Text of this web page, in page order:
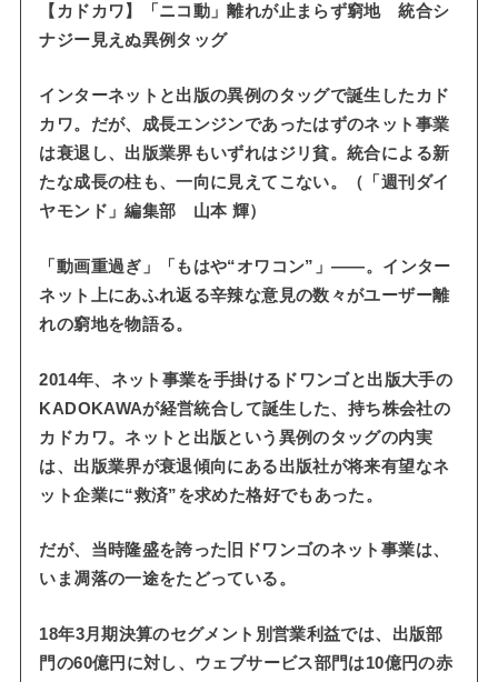
【カドカワ】「ニコ動」離れが止まらず窮地 統合シ
ナジー見えぬ異例タッグ
インターネットと出版の異例のタッグで誕生したカド
カワ。だが、成長エンジンであったはずのネット事業
は衰退し、出版業界もいずれはジリ貧。統合による新
たな成長の柱も、一向に見えてこない。（「週刊ダイ
ヤモンド」編集部 山本 輝）
「動画重過ぎ」「もはや“オワコン”」――。インター
ネット上にあふれ返る辛辣な意見の数々がユーザー離
れの窮地を物語る。
2014年、ネット事業を手掛けるドワンゴと出版大手の
KADOKAWAが経営統合して誕生した、持ち株会社の
カドカワ。ネットと出版という異例のタッグの内実
は、出版業界が衰退傾向にある出版社が将来有望なネ
ット企業に“救済”を求めた格好でもあった。
だが、当時隆盛を誇った旧ドワンゴのネット事業は、
いま凋落の一途をたどっている。
18年3月期決算のセグメント別営業利益では、出版部
門の60億円に対し、ウェブサービス部門は10億円の赤